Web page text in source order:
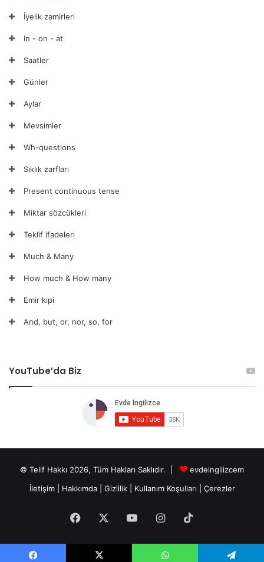
İyelik zamirleri
In - on - at
Saatler
Günler
Aylar
Mevsimler
Wh-questions
Sıklık zarfları
Present continuous tense
Miktar sözcükleri
Teklif ifadeleri
Much & Many
How much & How many
Emir kipi
And, but, or, nor, so, for
YouTube’da Biz
© Telif Hakkı 2026, Tüm Hakları Saklıdır. |
evdeingilizcem
İletişim| Hakkımda Gizlilik Kullanım Koşulları Çerezler
Facebook YouTubeInstagram